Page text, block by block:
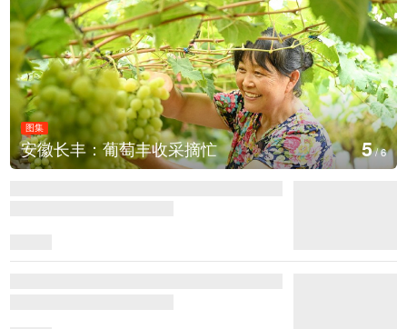
图集
湖北房县：路畅景美 6/6